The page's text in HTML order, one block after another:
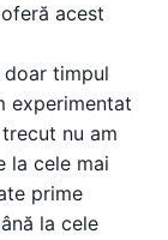
acest
timpul
experimentat
nu am
la cele mai
prime
la cele